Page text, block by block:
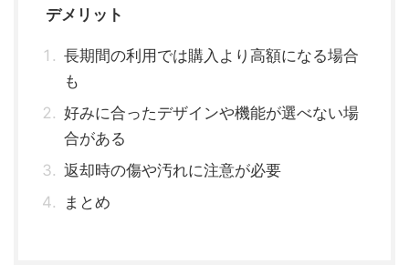
デメリット
長期間の利用では購入より高額になる場合
も
好みに合ったデザインや機能が選べない場
合がある
返却時の傷や汚れに注意が必要
まとめ